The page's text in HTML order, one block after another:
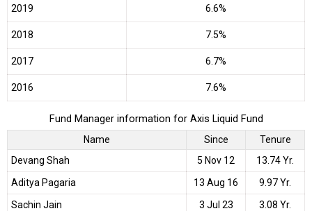
2019 6.6%
2018 7.5%
2017 6.7%
2016 7.6%
Fund Manager information for Axis Liquid Fund
Name Since
Tenure
Devang Shah
5 Nov 12
13.74 Yr.
Aditya Pagaria
13 Aug 16
9.97 Yr.
Sachin Jain
3 Jul 23 3.08 Yr.